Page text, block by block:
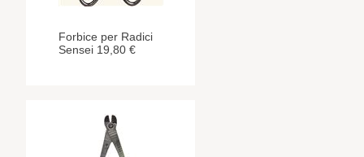
Forbice per Radici
Sensei 19,80 €